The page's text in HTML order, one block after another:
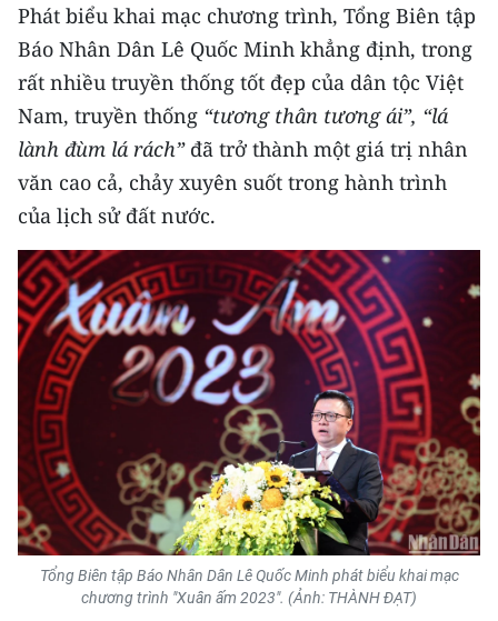
Đồng bằng sông Hồng
Bắc Trung Bộ
Duyên hải Nam Trung Bộ và Tây
Nguyên
Đông Nam Bộ
Chuyên trang Hà Nội
Chuyên trang TP. Hồ Chí Minh
CHUYÊN ĐỀ
CÁC CHUYÊN TRANG
VỀ BÁO NHÂN DÂN
THỜI NAY
Phát biểu khai mạc chương trình, Tổng Biên tập
Báo Nhân Dân Lê Quốc Minh khẳng định, trong
rất nhiều truyền thống tốt đẹp của dân tộc Việt
Nam, truyền thống “tương thân tương ái”, “lá
lành đùm lá rách”đã trở thành một giá trị nhân
văn cao cả, chảy xuyên suốt trong hành trình
của lịch sử đất nước.
Tổng Biên tập Báo Nhân Dân Lê Quốc Minh phát biểu khai mạc
chương trình "Xuân ấm 2023". (Ảnh: THÀNH ĐẠT)